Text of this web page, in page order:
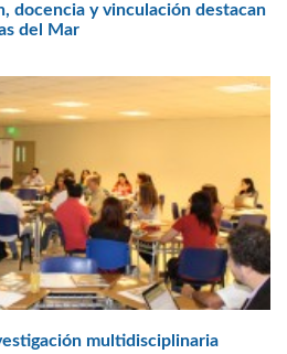
docencia y vinculación destacan
del Mar
multidisciplinaria